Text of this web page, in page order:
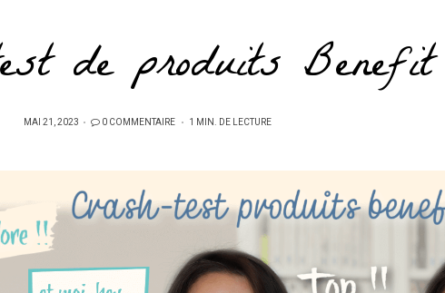
de produits Benefit
PUBLIÉ
MAI 21, 2023 0 COMMENTAIRE 1 MIN. DE LECTURE